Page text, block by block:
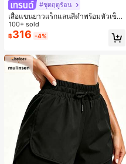
#ชุดฤดูร้อน
เสื้อแขนยาวแร็กแลนสีดำพร้อมหัวเข็ม
ขัดโลหะ ฤดูใบไม้ผลิ/ฤดูร้อน สไตล์โบฮีเ
มียนวินเทจ เหมาะสำหรับงานแต่งงาน
งานปาร์ตี้ การเดินทางไปทำงาน และสุ
100+ sold
฿316 -4%